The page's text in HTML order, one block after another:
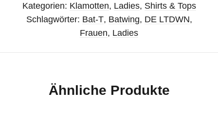
Kategorien: Klamotten, Ladies, Shirts & Tops
Schlagwörter: Bat-T, Batwing, DE LTDWN,
Frauen, Ladies
Ähnliche Produkte